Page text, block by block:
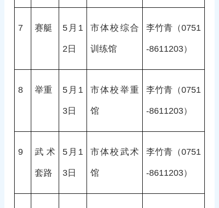
7 赛艇 5月1
2日
市体校综合
训练馆
李竹青（0751
-8611203）
8 举重 5月1
3日
市体校举重
馆
李竹青（0751
-8611203）
9 武术
套路
5月1
3日
市体校武术
馆
李竹青（0751
-8611203）